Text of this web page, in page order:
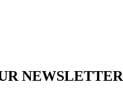
NEWSLETTER